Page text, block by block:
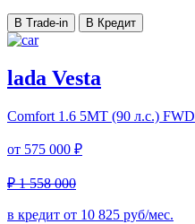
В Trade-in В Кредит
lada Vesta
Comfort 1.6 5MT (90 л.с.) FWD
от 575 000 ₽
₽ 1 558 000
в кредит от 10 825 руб/мес.